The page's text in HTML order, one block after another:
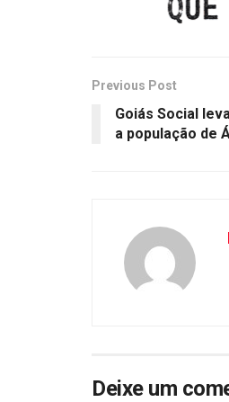
Previous Post
Goiás Social
a população de
Deixe um